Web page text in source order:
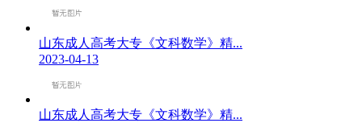
山东成人高考大专《文科数学》精...
2023-04-13
山东成人高考大专《文科数学》精...